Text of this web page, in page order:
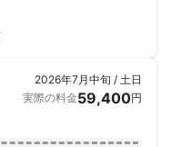
2026年7月中旬 / 土日
実際の料金59,400円